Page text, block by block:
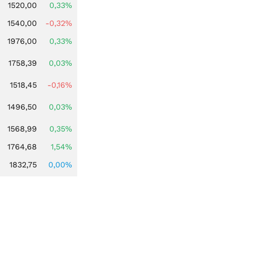
1520,00
0,33%
1540,00
-0,32%
1976,00
0,33%
1758,39 0,03%
1518,45
-0,16%
1496,50 0,03%
1568,99
0,35%
1764,68
1,54%
1832,75 0,00%